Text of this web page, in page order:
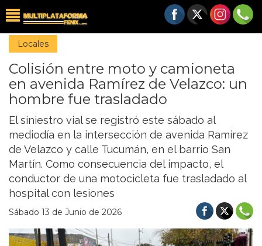
Locales
Colisión entre moto y camioneta
en avenida Ramírez de Velazco: un
hombre fue trasladado
El siniestro vial se registró este sábado al
mediodía en la intersección de avenida Ramírez
de Velazco y calle Tucumán, en el barrio San
Martín. Como consecuencia del impacto, el
conductor de una motocicleta fue trasladado al
hospital con lesiones
Sábado 13 de Junio de 2026